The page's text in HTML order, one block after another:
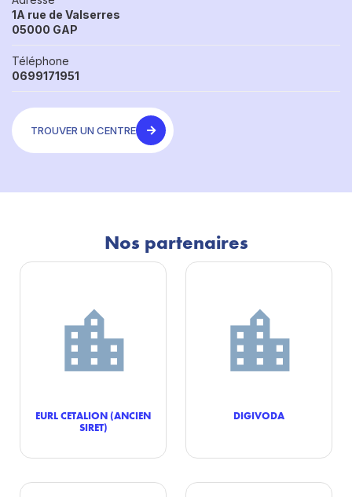
1A rue de Valserres
05000 GAP
Téléphone
0699171951
TROUVER UN CENTRE
Nos partenaires
EURL CETALION (ANCIEN
SIRET)
DIGIVODA